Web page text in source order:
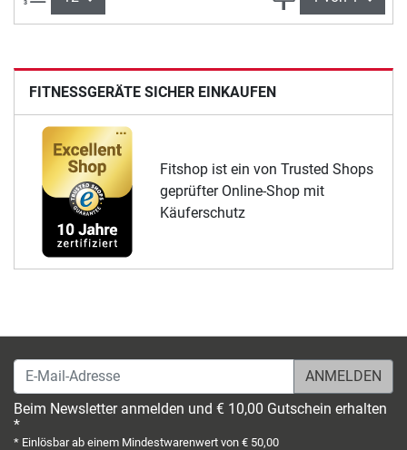
FITNESSGERÄTE SICHER EINKAUFEN
Fitshop ist ein von Trusted Shops
geprüfter Online-Shop mit
Käuferschutz
E-Mail-Adresse
Beim Newsletter anmelden und € 10,00 Gutschein erhalten
*
* Einlösbar ab einem Mindestwarenwert von € 50,00